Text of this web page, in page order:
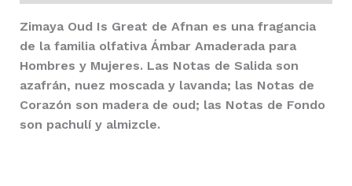
Zimaya Oud Is Great de Afnan es una fragancia
de la familia olfativa Ámbar Amaderada para
Hombres y Mujeres. Las Notas de Salida son
azafrán, nuez moscada y lavanda; las Notas de
Corazón son madera de oud; las Notas de Fondo
son pachulí y almizcle.